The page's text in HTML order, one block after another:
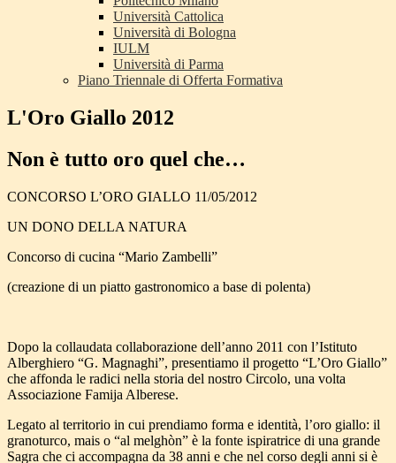
Università Cattolica
Università di Bologna
IULM
Università di Parma
Piano Triennale di Offerta Formativa
L'Oro Giallo 2012
Non è tutto oro quel che…
CONCORSO L’ORO GIALLO 11/05/2012
UN DONO DELLA NATURA
Concorso di cucina “Mario Zambelli”
(creazione di un piatto gastronomico a base di polenta)
Dopo la collaudata collaborazione dell’anno 2011 con l’Istituto
Alberghiero “G. Magnaghi”, presentiamo il progetto “L’Oro Giallo”
che affonda le radici nella storia del nostro Circolo, una volta
Associazione Famija Alberese.
Legato al territorio in cui prendiamo forma e identità, l’oro giallo: il
granoturco, mais o “al melghòn” è la fonte ispiratrice di una grande
Sagra che ci accompagna da 38 anni e che nel corso degli anni si è